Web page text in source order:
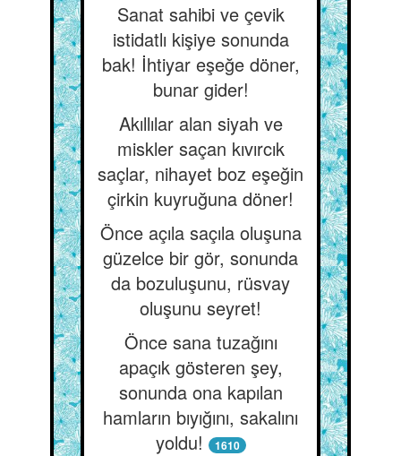
Sanat sahibi ve çevik
istidatlı kişiye sonunda
bak! İhtiyar eşeğe döner,
bunar gider!
Akıllılar alan siyah ve
miskler saçan kıvırcık
saçlar, nihayet boz eşeğin
çirkin kuyruğuna döner!
Önce açıla saçıla oluşuna
güzelce bir gör, sonunda
da bozuluşunu, rüsvay
oluşunu seyret!
Önce sana tuzağını
apaçık gösteren şey,
sonunda ona kapılan
hamların bıyığını, sakalını
yoldu!
1610